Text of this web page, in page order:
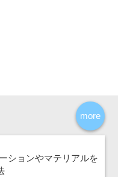
more
ションやマテリアルを